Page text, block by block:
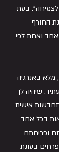
בעת
החורף
אחד ואחת לפי
באנרגיה
שיהיה לך
אישית
בכל אחד
ופריחתם
בעונת